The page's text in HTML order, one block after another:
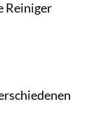
Reiniger